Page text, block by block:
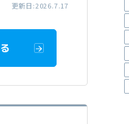
更新日:2026.7.17